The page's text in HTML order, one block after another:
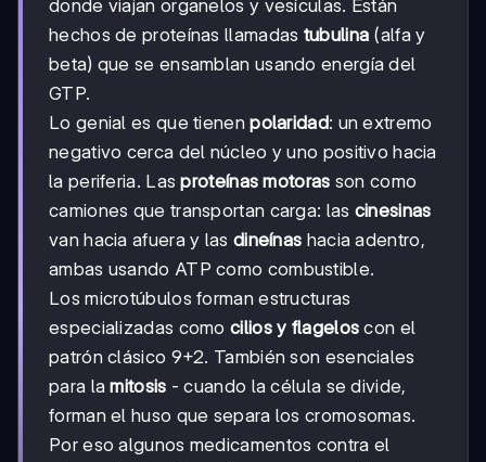
donde viajan organelos y vesículas. Están
hechos de proteínas llamadas tubulina (alfa y
beta) que se ensamblan usando energía del
GTP.
Lo genial es que tienenpolaridad: un extremo
negativo cerca del núcleo y uno positivo hacia
la periferia. Lasproteínas motoras son como
camiones que transportan carga: las cinesinas
van hacia afuera y las dineínas hacia adentro,
ambas usando ATP como combustible.
Los microtúbulos forman estructuras
especializadas comocilios y flagelos con el
patrón clásico 9+2. También son esenciales
para lamitosis - cuando la célula se divide,
forman el huso que separa los cromosomas.
Por eso algunos medicamentos contra el